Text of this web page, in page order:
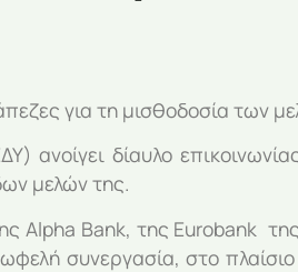
για τη μισθοδοσία των
ανοίγει δίαυλο
μελών της.
Alpha Bank, της Eurobank
συνεργασία, στο